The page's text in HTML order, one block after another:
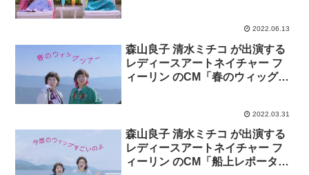
2022.06.13
森山良子 清水ミチコ が出演する
レディースアートネイチャー フ
ィーリン のCM「春のウィッグツ
2022.03.31
森山良子 清水ミチコ が出演する
レディースアートネイチャー フ
ィーリン のCM「船上レポータ